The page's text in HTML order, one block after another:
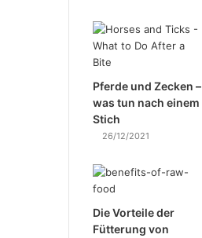
Pferde und Zecken –
was tun nach einem
Stich
26/12/2021
Die Vorteile der
Fütterung von